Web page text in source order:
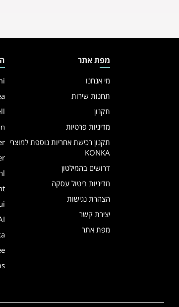
מפת אתר
מי אנחנו
תחנות שירות
תקנון
מדיניות פרטיות
תקנון רכישת אחריות נוספת למוצרי
KONKA
דרושים בהמילטון
מדיניות ביטול עסקה
הצהרת נגישות
יצירת קשר
מפת אתר